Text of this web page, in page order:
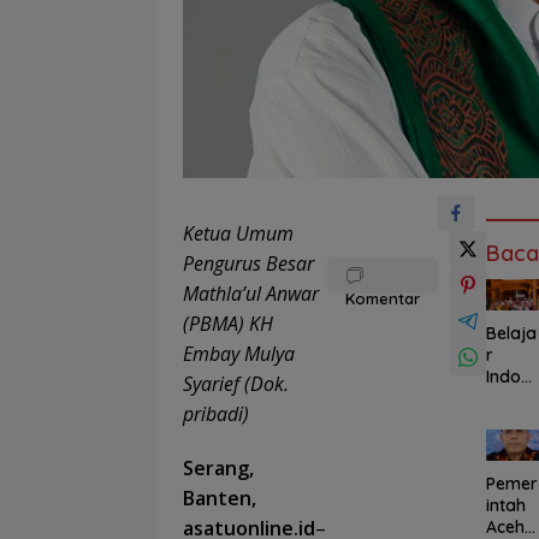
Ketua Umum
Pengurus Besar
Mathla’ul Anwar
(PBMA) KH
Embay Mulya
Syarief (Dok.
pribadi)
Serang,
Banten,
asatuonline.id–
Komentar
Belaja
r
Indone
Desa:
Mahas
iswa
Taiwa
n
Pemer
intah
Aceh